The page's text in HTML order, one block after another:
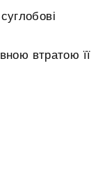
втратою її